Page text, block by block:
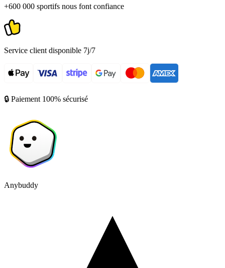
+600 000 sportifs nous font confiance
Service client disponible 7j/7
🔒 Paiement 100% sécurisé
Anybuddy